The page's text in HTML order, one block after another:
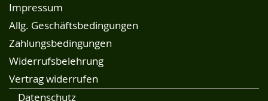
Impressum
Allg. Geschäftsbedingungen
Zahlungsbedingungen
Widerrufsbelehrung
Vertrag widerrufen
Datenschutz